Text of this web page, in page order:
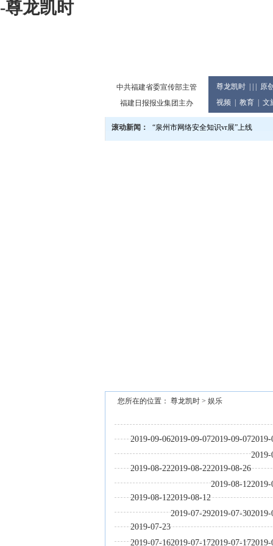
-尊龙凯时
中共福建省委宣传部主管
福建日报报业集团主办
尊龙凯时
原
视频
教育 文
滚动新闻： “泉州市网络安全知识vr展”上线
您所在的位置： 尊龙凯时 > 娱乐
2019-
2019-09-07
2019-09-07
2019-09-06
2019-
2019-08-26
2019-08-22
2019-08-22
2019-
2019-08-12
2019-08-12
2019-08-12
2019-
2019-07-30
2019-07-29
2019-07-23
2019-
2019-07-17
2019-07-17
2019-07-16